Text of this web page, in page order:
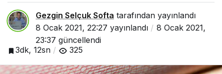
Gezgin Selçuk Softa tarafından yayınlandı
8 Ocak 2021, 22:27 yayınlandı
8 Ocak 2021,
23:37 güncellendi
3dk, 12sn
325